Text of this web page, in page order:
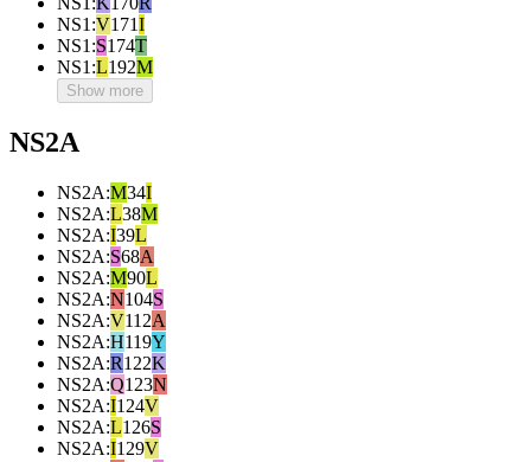
NS1 :V171I
NS1 :S174T
NS1 :L192M
Show more
NS2A
NS2A:M34I
NS2A:L38M
NS2A:I39L
NS2A:S68A
NS2A:M90L
NS2A:N104S
NS2A:V112A
NS2A:H119Y
NS2A:R122K
NS2A:Q123N
NS2A:I124V
NS2A:L126S
NS2A:I129V